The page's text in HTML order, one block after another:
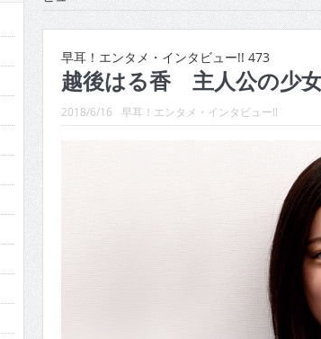
CINEMA×STYLE 290号
CINEMA×STYLE 289号
CINEMA×STYLE 288号
CINEMA×STYLE 286号
CINEMA×STYLE 285号
CINEMA×STYLE 294号
早耳！エンタメ・インタビュー!! 473
越後はる香 主人公の少
2018/6/16 早耳！エンタメ・インタビュー!!